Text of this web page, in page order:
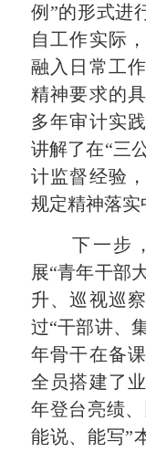
例”的形式进
自工作实际
融入日常工
精神要求的
多年审计实
讲解了在“三
计监督经验
规定精神落实
下一步，
展“青年干部
升、巡视巡
过“干部讲、
年骨干在备
全员搭建了
年登台亮绩、
能说、能写”